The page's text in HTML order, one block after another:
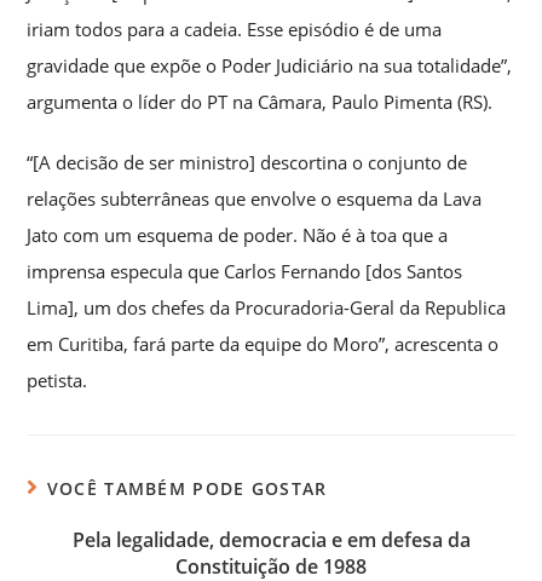
iriam todos para a cadeia. Esse episódio é de uma
gravidade que expõe o Poder Judiciário na sua totalidade”,
argumenta o líder do PT na Câmara, Paulo Pimenta (RS).
“[A decisão de ser ministro] descortina o conjunto de
relações subterrâneas que envolve o esquema da Lava
Jato com um esquema de poder. Não é à toa que a
imprensa especula que Carlos Fernando [dos Santos
Lima], um dos chefes da Procuradoria-Geral da Republica
em Curitiba, fará parte da equipe do Moro”, acrescenta o
petista.
VOCÊ TAMBÉM PODE GOSTAR
Pela legalidade, democracia e em defesa da
Constituição de 1988